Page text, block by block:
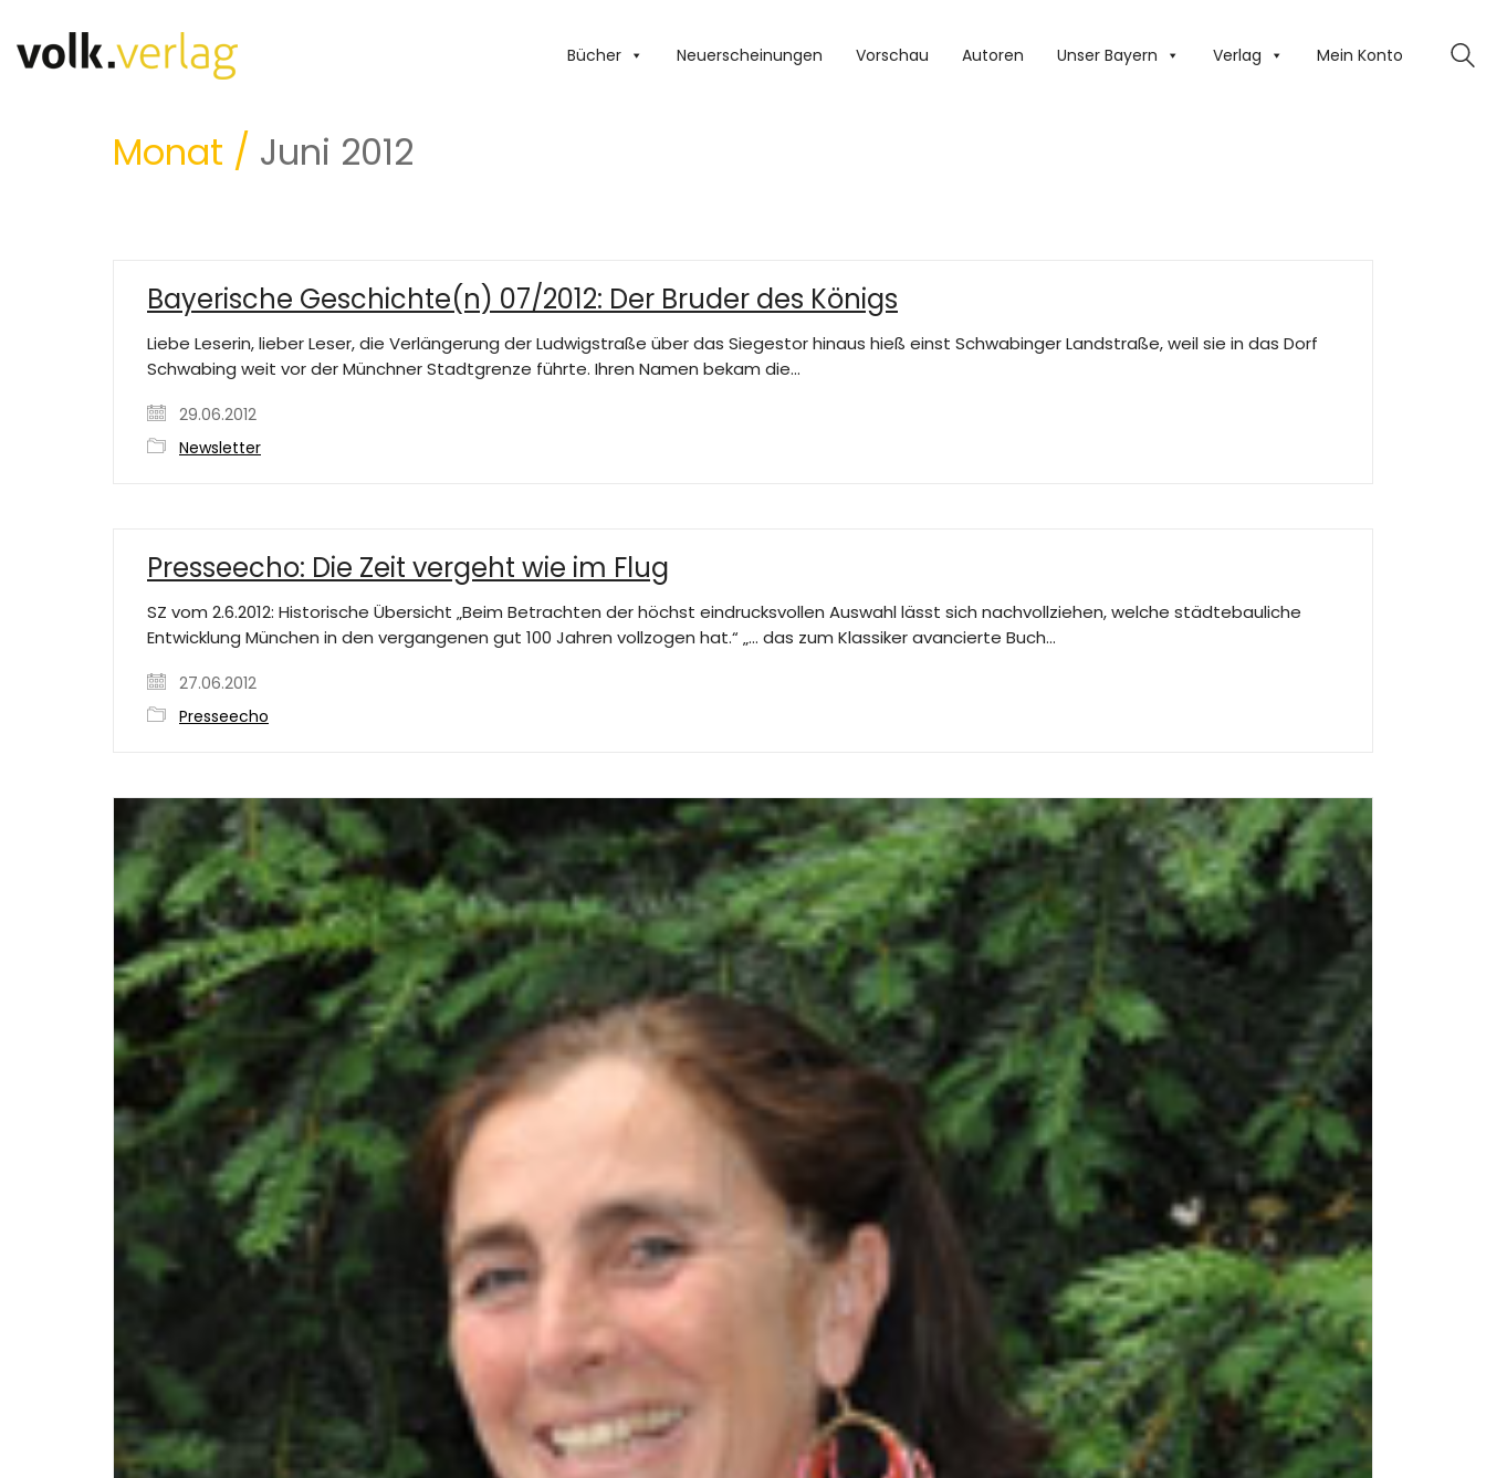
Bücher Neuerscheinungen Vorschau Autoren Unser Bayern Verlag Mein Konto
Monat / Juni 2012
Bayerische Geschichte(n) 07/2012: Der Bruder des Königs
Liebe Leserin, lieber Leser, die Verlängerung der Ludwigstraße über das Siegestor hinaus hieß einst Schwabinger Landstraße, weil sie in das Dorf
Schwabing weit vor der Münchner Stadtgrenze führte. Ihren Namen bekam die…
29.06.2012
Newsletter
Presseecho: Die Zeit vergeht wie im Flug
SZ vom 2.6.2012: Historische Übersicht „Beim Betrachten der höchst eindrucksvollen Auswahl lässt sich nachvollziehen, welche städtebauliche
Entwicklung München in den vergangenen gut 100 Jahren vollzogen hat.“ „… das zum Klassiker avancierte Buch…
27.06.2012
Presseecho